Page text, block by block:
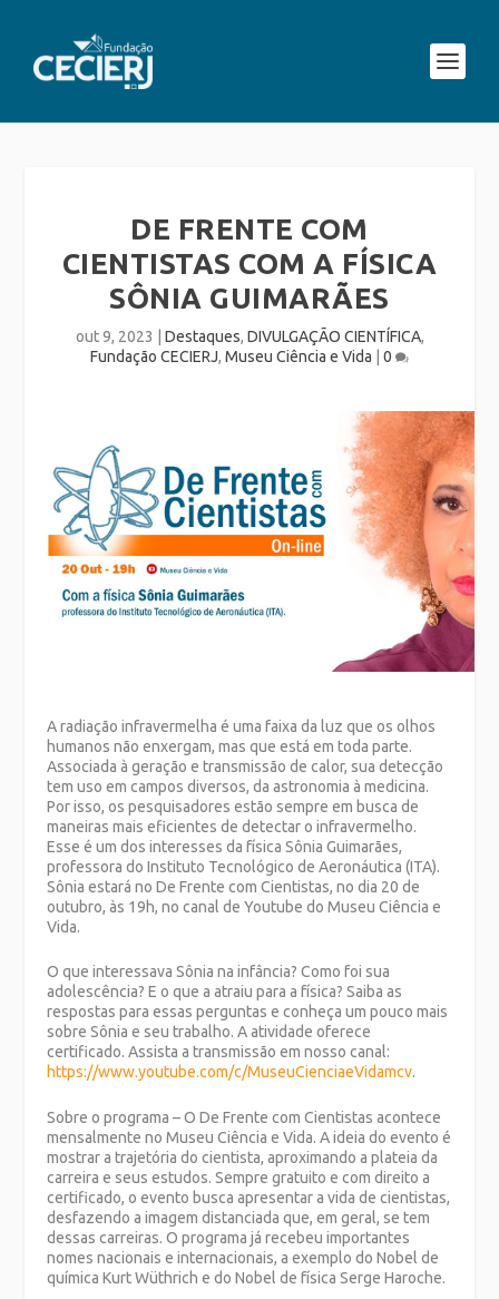
DE FRENTE COM
CIENTISTAS COM A FÍSICA
SÔNIA GUIMARÃES
out 9, 2023 Destaques, DIVULGAÇÃO CIENTÍFICA,
Fundação CECIERJ, Museu Ciência e Vida 0
A radiação infravermelha é uma faixa da luz que os olhos
humanos não enxergam, mas que está em toda parte.
Associada à geração e transmissão de calor, sua detecção
tem uso em campos diversos, da astronomia à medicina.
Por isso, os pesquisadores estão sempre em busca de
maneiras mais eficientes de detectar o infravermelho.
Esse é um dos interesses da física Sônia Guimarães,
professora do Instituto Tecnológico de Aeronáutica (ITA).
Sônia estará no De Frente com Cientistas, no dia 20 de
outubro, às 19h, no canal de Youtube do Museu Ciência e
Vida.
O que interessava Sônia na infância? Como foi sua
adolescência? E o que a atraiu para a física? Saiba as
respostas para essas perguntas e conheça um pouco mais
sobre Sônia e seu trabalho. A atividade oferece
certificado. Assista a transmissão em nosso canal:
https://www.youtube.com/c/MuseuCienciaeVidamcv.
Sobre o programa – O De Frente com Cientistas acontece
mensalmente no Museu Ciência e Vida. A ideia do evento é
mostrar a trajetória do cientista, aproximando a plateia da
carreira e seus estudos. Sempre gratuito e com direito a
certificado, o evento busca apresentar a vida de cientistas,
desfazendo a imagem distanciada que, em geral, se tem
dessas carreiras. O programa já recebeu importantes
nomes nacionais e internacionais, a exemplo do Nobel de
química Kurt Wüthrich e do Nobel de física Serge Haroche.